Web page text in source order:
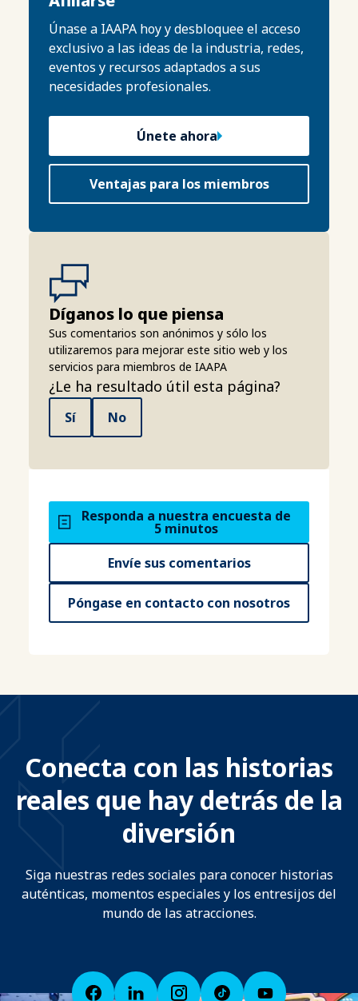
Únase a IAAPA hoy y desbloquee el acceso
exclusivo a las ideas de la industria, redes,
eventos y recursos adaptados a sus
necesidades profesionales.
Únete ahora
Ventajas para los miembros
Díganos lo que piensa
Sus comentarios son anónimos y sólo los
utilizaremos para mejorar este sitio web y los
servicios para miembros de IAAPA
¿Le ha resultado útil esta página?
Sí No
Responda a nuestra encuesta de
5 minutos
Envíe sus comentarios
Póngase en contacto con nosotros
Conecta con las historias
reales que hay detrás de la
diversión
Siga nuestras redes sociales para conocer historias
auténticas, momentos especiales y los entresijos del
mundo de las atracciones.